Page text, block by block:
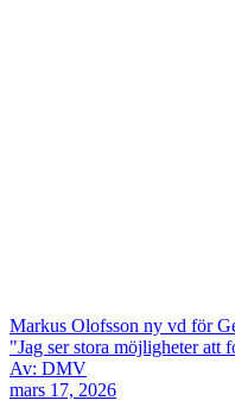
Markus Olofsson ny vd för
"Jag ser stora möjligheter att
Av: DMV
mars 17, 2026